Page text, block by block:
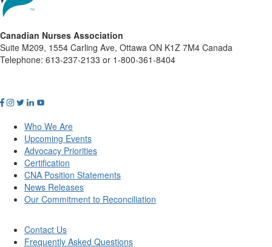
Canadian Nurses Association
Suite M209, 1554 Carling Ave, Ottawa ON K1Z 7M4 Canada
Telephone: 613-237-2133 or 1-800-361-8404
Who We Are
Upcoming Events
Advocacy Priorities
Certification
CNA Position Statements
News Releases
Our Commitment to Reconciliation
Contact Us
Frequently Asked Questions